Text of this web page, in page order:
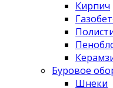
Кирпич
Буровое
Шнеки